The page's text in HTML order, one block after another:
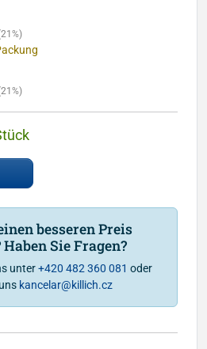
besseren Preis
Sie Fragen?
unter+420 482 360 081 oder
kancelar@killich.cz